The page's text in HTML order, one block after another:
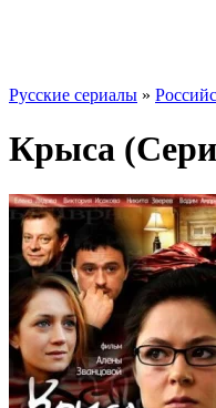
Русские сериалы »
Крыса